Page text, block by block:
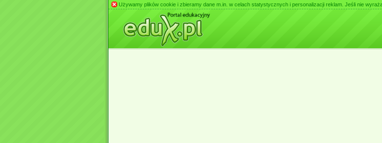
Używamy plików cookie i zbieramy dane m.in. w celach statystycznych i personalizacji reklam. Jeśli nie